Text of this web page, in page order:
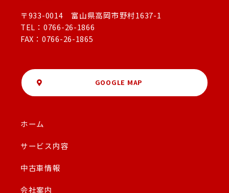
〒933-0014 富山県高岡市野村1637-1
TEL：0766-26-1866
FAX：0766-26-1865
GOOGLE MAP
ホーム
サービス内容
中古車情報
会社案内